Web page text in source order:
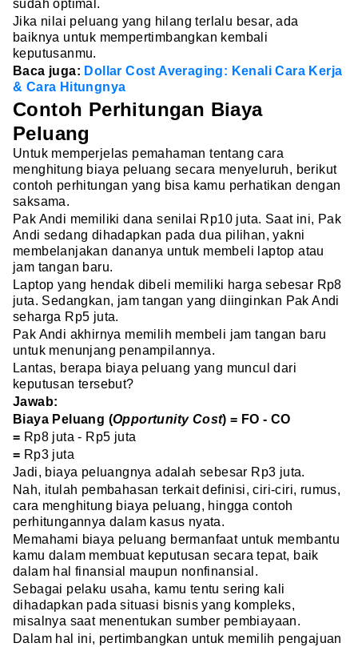
sudah optimal.
Jika nilai peluang yang hilang terlalu besar, ada
baiknya untuk mempertimbangkan kembali
keputusanmu.
Baca juga: Dollar Cost Averaging: Kenali Cara Kerja
& Cara Hitungnya
Contoh Perhitungan Biaya
Peluang
Untuk memperjelas pemahaman tentang cara
menghitung biaya peluang secara menyeluruh, berikut
contoh perhitungan yang bisa kamu perhatikan dengan
saksama.
Pak Andi memiliki dana senilai Rp10 juta. Saat ini, Pak
Andi sedang dihadapkan pada dua pilihan, yakni
membelanjakan dananya untuk membeli laptop atau
jam tangan baru.
Laptop yang hendak dibeli memiliki harga sebesar Rp8
juta. Sedangkan, jam tangan yang diinginkan Pak Andi
seharga Rp5 juta.
Pak Andi akhirnya memilih membeli jam tangan baru
untuk menunjang penampilannya.
Lantas, berapa biaya peluang yang muncul dari
keputusan tersebut?
Jawab:
Biaya Peluang (Opportunity Cost) = FO - CO
= Rp8 juta - Rp5 juta
= Rp3 juta
Jadi, biaya peluangnya adalah sebesar Rp3 juta.
Nah, itulah pembahasan terkait definisi, ciri-ciri, rumus,
cara menghitung biaya peluang, hingga contoh
perhitungannya dalam kasus nyata.
Memahami biaya peluang bermanfaat untuk membantu
kamu dalam membuat keputusan secara tepat, baik
dalam hal finansial maupun nonfinansial.
Sebagai pelaku usaha, kamu tentu sering kali
dihadapkan pada situasi bisnis yang kompleks,
misalnya saat menentukan sumber pembiayaan.
Dalam hal ini, pertimbangkan untuk memilih pengajuan